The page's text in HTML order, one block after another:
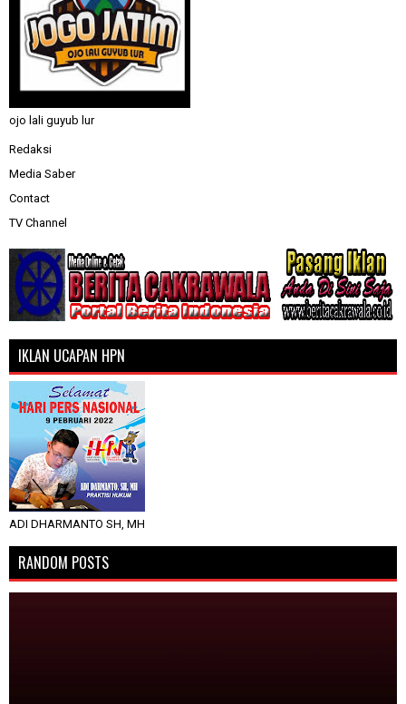
ojo lali guyub lur
Redaksi
Media Saber
Contact
TV Channel
IKLAN UCAPAN HPN
ADI DHARMANTO SH, MH
RANDOM POSTS